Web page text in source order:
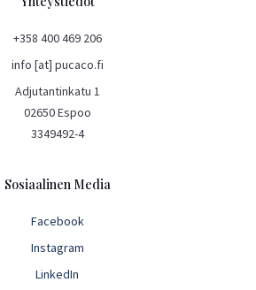
+358 400 469 206
info [at] pucaco.fi
Adjutantinkatu 1
02650 Espoo
3349492-4
Sosiaalinen Media
Facebook
Instagram
LinkedIn